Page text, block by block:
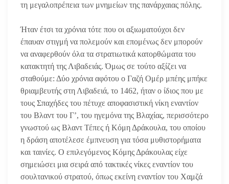
τη μεγαλοπρέπεια των μνημείων της πανάρχαιας πόλης.
Ήταν έτσι τα χρόνια τότε που οι αξιωματούχοι δεν
έπαυαν στιγμή να πολεμούν και επομένως δεν μπορούν
να αναφερθούν όλα τα στρατιωτικά κατορθώματα του
κατακτητή της Λιβαδειάς. Όμως σε τούτο αξίζει να
σταθούμε: Δύο χρόνια αφότου ο Γαζή Ομέρ μπέης μπήκε
θριαμβευτής στη Λιβαδειά, το 1462, ήταν ο ίδιος που με
τους Σπαχήδες του πέτυχε αποφασιστική νίκη εναντίον
του Βλαντ του Γ’, του ηγεμόνα της Βλαχίας, περισσότερο
γνωστού ως Βλαντ Τέπες ή Κόμη Δράκουλα, του οποίου
η δράση αποτέλεσε έμπνευση για τόσα μυθιστορήματα
και ταινίες. Ο επιλεγόμενος Κόμης Δράκουλας είχε
σημειώσει μια σειρά από τακτικές νίκες εναντίον του
σουλτανικού στρατού, όπως εκείνη εναντίον του Χαμζά